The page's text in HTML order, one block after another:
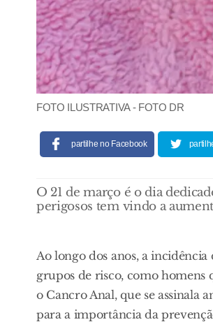
FOTO ILUSTRATIVA - FOTO DR
partilhe no Facebook
O 21 de março é o dia
perigosos tem vindo a
Ao longo dos anos, a
grupos de risco, como homens
o Cancro Anal, que se assinala
para a importância da